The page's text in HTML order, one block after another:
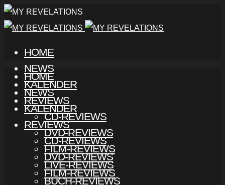
HOME
NEWS
KALENDER
REVIEWS
CD-REVIEWS
DVD-REVIEWS
FILM-REVIEWS
LIVE-REVIEWS
BUCH-REVIEWS
HOME
NEWS
KALENDER
REVIEWS
CD-REVIEWS
DVD-REVIEWS
FILM-REVIEWS